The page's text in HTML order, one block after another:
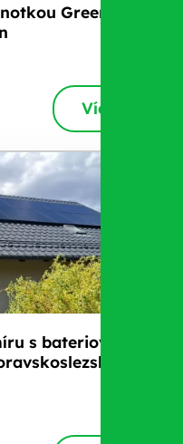
GreenBox
Více
s bateriovým